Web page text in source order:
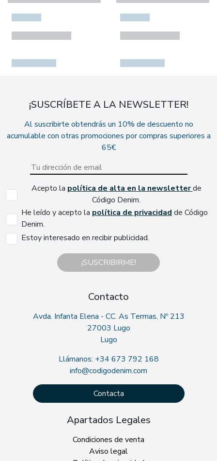
¡SUSCRÍBETE A LA NEWSLETTER!
Al suscribirte obtendrás un 10% de descuento no
acumulable con otras promociones por compras superiores a
65€
Acepto la política de alta en la newsletterde
Código Denim.
He leído y acepto la política de privacidadde Código
Denim.
Estoy interesado en recibir publicidad.
¡SUSCRIBIRME!
Contacto
Avda. Infanta Elena - CC. As Termas, Nº 213
27003 Lugo
Lugo
Llámanos: +34 673 792 168
info@codigodenim.com
Contacta
Apartados Legales
Condiciones de venta
Aviso legal